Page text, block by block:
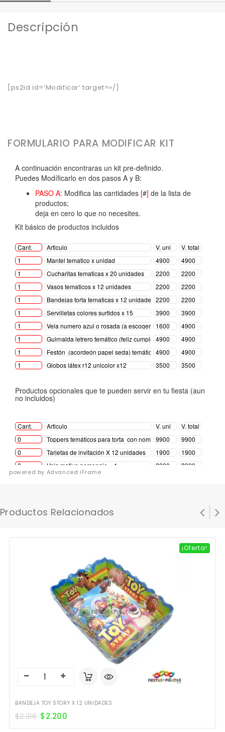
Descripción
[ps2id id=’Modificar’ target=»/]
FORMULARIO PARA MODIFICAR KIT
powered by Advanced iFrame
Productos Relacionados
¡Oferta!
BANDEJA TOY STORY X 12 UNIDADES
$2.316 $2.200